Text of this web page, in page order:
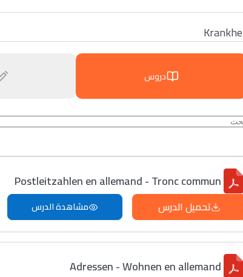
دروس
Postleitzahlen en allemand - Tronc commun
تحميل الدرس مشاهدة الدرس
Adressen - Wohnen en allemand